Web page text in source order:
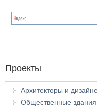
Проекты
Архитекторы и
Общественные